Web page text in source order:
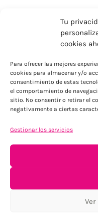
Tu
cookies
Para ofrecer las mejores
cookies para almacenar y/o
consentimiento de estas
el comportamiento de
sitio. No consentir o retirar el
negativamente a ciertas
Gestionar los servicios
Para
Tu